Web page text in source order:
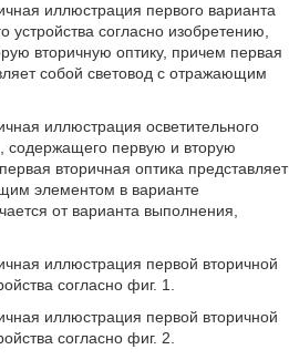
иллюстрация первого варианта
устройства согласно изобретению,
вторичную оптику, причем первая
собой световод с отражающим
иллюстрация осветительного
содержащего первую и вторую
вторичная оптика представляет
элементом в варианте
от варианта выполнения,
иллюстрация первой вторичной
согласно фиг. 1.
иллюстрация первой вторичной
согласно фиг. 2.